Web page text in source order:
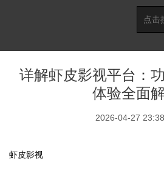
详解虾皮影视平台：
体验全面
2026-04-27
虾皮影视